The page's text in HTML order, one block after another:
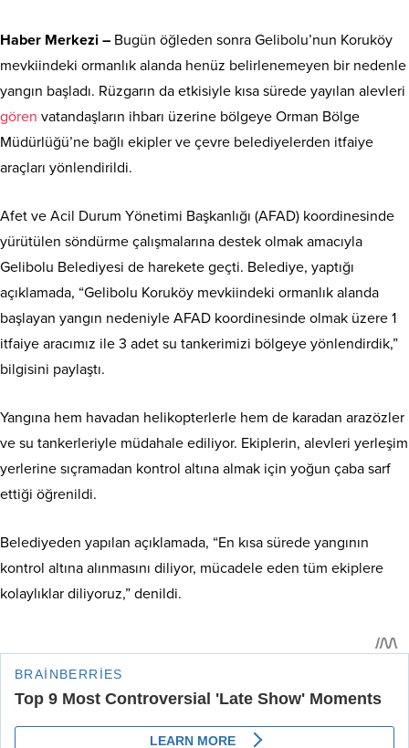
Haber Merkezi – Bugün öğleden sonra Gelibolu’nun Koruköy
mevkiindeki ormanlık alanda henüz belirlenemeyen bir nedenle
yangın başladı. Rüzgarın da etkisiyle kısa sürede yayılan alevleri
gören vatandaşların ihbarı üzerine bölgeye Orman Bölge
Müdürlüğü’ne bağlı ekipler ve çevre belediyelerden itfaiye
araçları yönlendirildi.
Afet ve Acil Durum Yönetimi Başkanlığı (AFAD) koordinesinde
yürütülen söndürme çalışmalarına destek olmak amacıyla
Gelibolu Belediyesi de harekete geçti. Belediye, yaptığı
açıklamada, “Gelibolu Koruköy mevkiindeki ormanlık alanda
başlayan yangın nedeniyle AFAD koordinesinde olmak üzere 1
itfaiye aracımız ile 3 adet su tankerimizi bölgeye yönlendirdik,”
bilgisini paylaştı.
Yangına hem havadan helikopterlerle hem de karadan arazözler
ve su tankerleriyle müdahale ediliyor. Ekiplerin, alevleri yerleşim
yerlerine sıçramadan kontrol altına almak için yoğun çaba sarf
ettiği öğrenildi.
Belediyeden yapılan açıklamada, “En kısa sürede yangının
kontrol altına alınmasını diliyor, mücadele eden tüm ekiplere
kolaylıklar diliyoruz,” denildi.